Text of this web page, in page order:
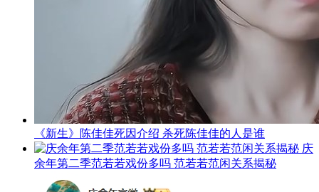
《新生》陈佳佳死因介绍 杀死陈佳佳的人是谁
庆
余年第二季范若若戏份多吗 范若若范闲关系揭秘